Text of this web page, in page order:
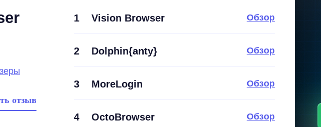
отзыв
1 Vision Browser Обзор
2 Dolphin{anty} Обзор
3 MoreLogin Обзор
4 OctoBrowser Обзор